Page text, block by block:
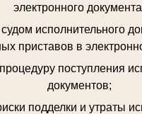
электронного
исполнительного
приставов в
поступления
документов;
подделки и утраты